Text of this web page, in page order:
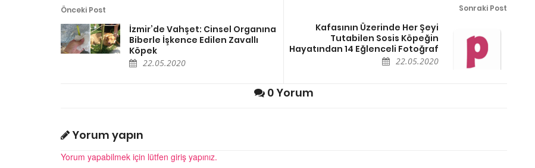
Önceki Post
İzmir’de Vahşet: Cinsel Organına
Biberle İşkence Edilen Zavallı
Köpek
22.05.2020
Sonraki Post
Kafasının Üzerinde Her Şeyi
Tutabilen Sosis Köpeğin
Hayatından 14 Eğlenceli Fotoğraf
22.05.2020
0 Yorum
Yorum yapın
Yorum yapabilmek için lütfen giriş yapınız.